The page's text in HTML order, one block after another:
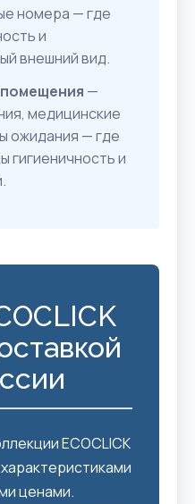
номера — где
и
внешний вид.
—
медицинские
ожидания — где
гигиеничность и
ECOCLICK
ценами.